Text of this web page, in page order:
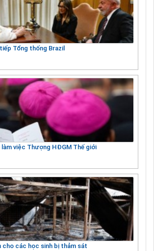
Tổng thống Brazil
làm việc Thượng HĐGM Thế giới
cho các học sinh bị thảm sát